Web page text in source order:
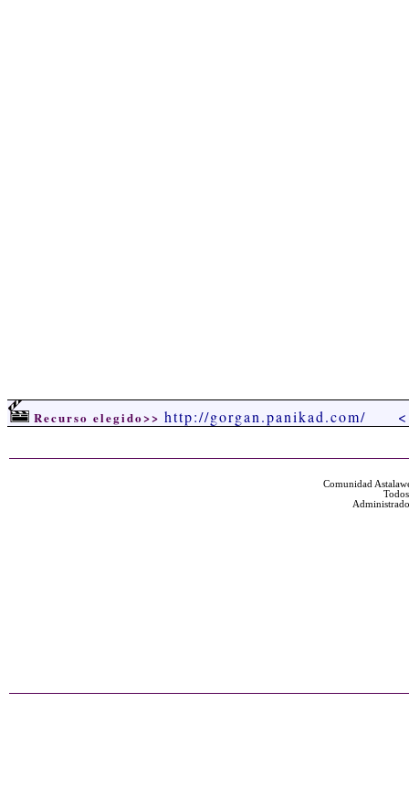
Recurso elegido>> http://gorgan.panikad.com/
Comunidad